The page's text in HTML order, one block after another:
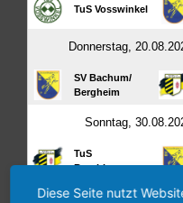
Diese Seite nutzt